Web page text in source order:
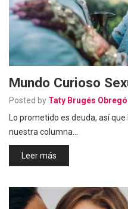
Mundo Curioso
Posted by Taty Brugés
Lo prometido es deuda, así
nuestra columna…
Leer más